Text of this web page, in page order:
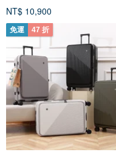
NT$ 10,900
免運 47 折